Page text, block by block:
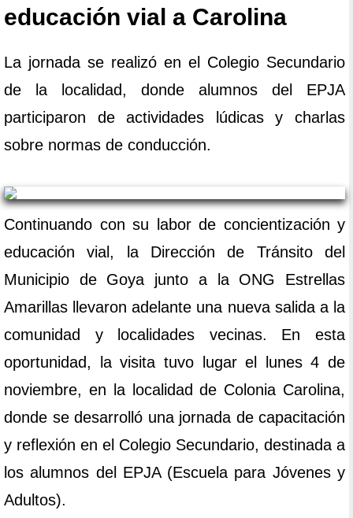
educación vial a Carolina
La jornada se realizó en el Colegio Secundario
de la localidad, donde alumnos del EPJA
participaron de actividades lúdicas y charlas
sobre normas de conducción.
Continuando con su labor de concientización y
educación vial, la Dirección de Tránsito del
Municipio de Goya junto a la ONG Estrellas
Amarillas llevaron adelante una nueva salida a la
comunidad y localidades vecinas. En esta
oportunidad, la visita tuvo lugar el lunes 4 de
noviembre, en la localidad de Colonia Carolina,
donde se desarrolló una jornada de capacitación
y reflexión en el Colegio Secundario, destinada a
los alumnos del EPJA (Escuela para Jóvenes y
Adultos).